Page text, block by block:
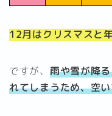
12月はクリスマスと
ですが、 雨や雪が降
れてしまうため、空